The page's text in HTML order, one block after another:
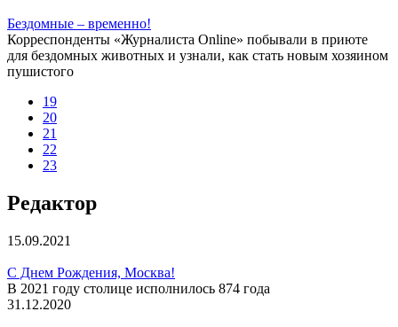
Бездомные – временно!
Корреспонденты «Журналиста Online» побывали в приюте
для бездомных животных и узнали, как стать новым хозяином
пушистого
19
20
21
22
23
Редактор
15.09.2021
С Днем Рождения, Москва!
В 2021 году столице исполнилось 874 года
31.12.2020